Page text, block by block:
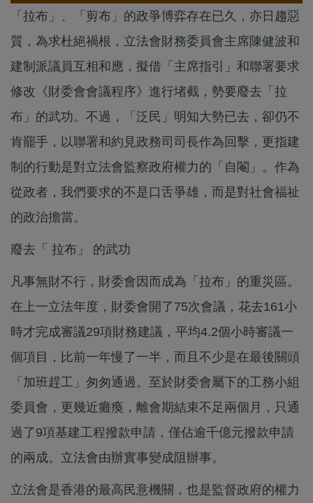
「拉布」、「剪布」的政爭博弈存在已久，亦日趨惡
質，為求杜絕禍根，立法會財務委員會主席陳健波和
建制派議員互相和應，擬借「主席指引」和聯署要求
修改《財委會會議程序》進行堵截，勢要廢去「拉
布」的武功。不過，「泛民」明知大勢已去，卻仍不
肯罷手，以聯署和約見政務司司長作為回擊，更指建
制的行動是對立法會監察政府權力的「自閹」。作為
從政者，我們要求的不是口舌爭雄，而是對社會福祉
的政治擔當。
廢去「 拉布」 的武功
凡事無財不行，財委會因而成為「拉布」的重災區。
在上一立法年度，財委會開了75次會議，花去161小
時才完成審議29項財務建議，平均4.2個小時審議一
個項目，比前一年慢了一半，而且不少是在最後關頭
「加班趕工」匆匆通過。至於財委會屬下的工務小組
委員會，更幾近癱瘓，離會期結束不足兩個月，只通
過了9項基建工程撥款申請，僅佔逾千億元撥款申請
的兩成。立法會由辦實事變成阻辦事。
立法會是香港的最高民意機關，也是監督政府的權力